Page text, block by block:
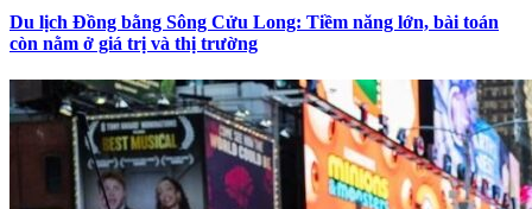
Du lịch Đồng bằng Sông Cửu Long: Tiềm năng lớn, bài toán
còn nằm ở giá trị và thị trường